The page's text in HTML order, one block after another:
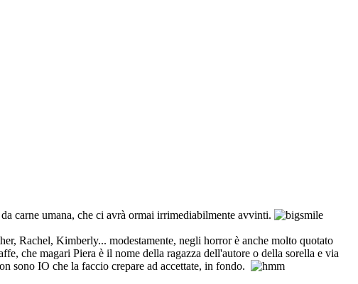
carne umana, che ci avrà ormai irrimediabilmente avvinti.
Rachel, Kimberly... modestamente, negli horror è anche molto quotato
che magari Piera è il nome della ragazza dell'autore o della sorella e via
sono IO che la faccio crepare ad accettate, in fondo.